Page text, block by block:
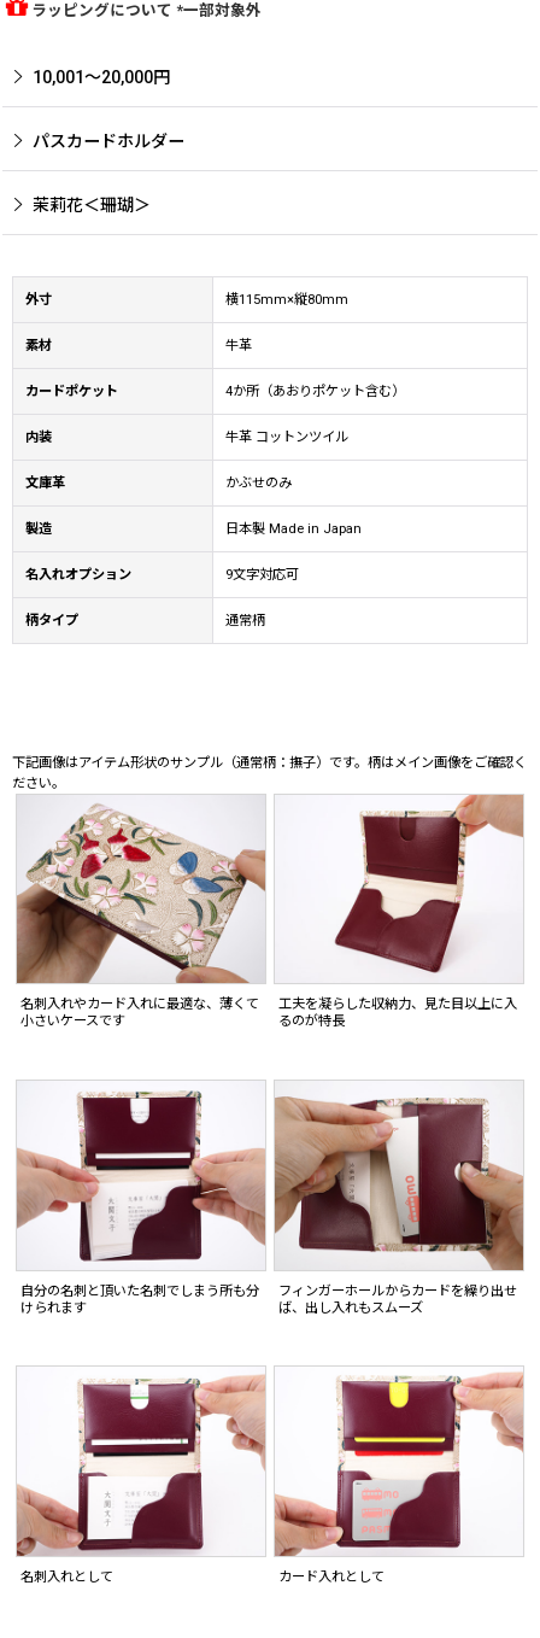
ラッピングについて *一部対象外
10,001〜20,000円
パスカードホルダー
茉莉花＜珊瑚＞
外寸 横115mm×縦80mm
素材 牛革
カードポケット 4か所（あおりポケット含む）
内装 牛革 コットンツイル
文庫革 かぶせのみ
製造 日本製 Made in Japan
名入れオプション 9文字対応可
柄タイプ 通常柄
下記画像はアイテム形状のサンプル（通常柄：撫子）です。柄はメイン画像をご確認く
ださい。
名刺入れやカード入れに最適な、薄くて
小さいケースです
工夫を凝らした収納力、見た目以上に入
るのが特長
自分の名刺と頂いた名刺でしまう所も分
けられます
フィンガーホールからカードを繰り出せ
ば、出し入れもスムーズ
名刺入れとして カード入れとして